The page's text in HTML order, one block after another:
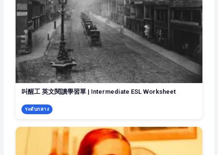
叫醒工 英文閱讀學習單 | Intermediate ESL Worksheet
ระดับกลาง